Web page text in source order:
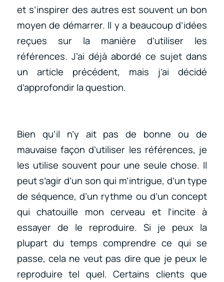
et s’inspirer des autres est souvent un bon
moyen de démarrer. Il y a beaucoup d’idées
reçues sur la manière d’utiliser les
références. J’ai déjà abordé ce sujet dans
un article précédent, mais j’ai décidé
d’approfondir la question.
Bien qu’il n’y ait pas de bonne ou de
mauvaise façon d’utiliser les références, je
les utilise souvent pour une seule chose. Il
peut s’agir d’un son qui m’intrigue, d’un type
de séquence, d’un rythme ou d’un concept
qui chatouille mon cerveau et l’incite à
essayer de le reproduire. Si je peux la
plupart du temps comprendre ce qui se
passe, cela ne veut pas dire que je peux le
reproduire tel quel. Certains clients que